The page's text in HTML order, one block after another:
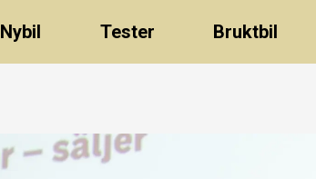
Nybil Tester Bruktbil